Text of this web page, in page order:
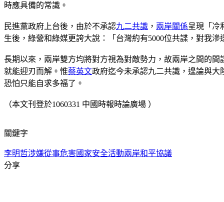
時應具備的常識。
民進黨政府上台後，由於不承認九二共識 ， 兩岸關係呈現「冷
生後，綠營和綠媒更誇大說：「台灣約有5000位共諜，對我滲
長期以來，兩岸雙方均將對方視為對敵勢力，故兩岸之間的
就能迎刃而解。惟蔡英文政府迄今未承認九二共識，遑論與
恐怕只能自求多福了。
（本文刊登於1060331 中國時報時論廣場 ）
關鍵字
李明哲涉嫌從事危害國家安全活動兩岸和平協議
分享